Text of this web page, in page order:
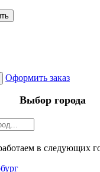
Оформить заказ
Выбор города
в следующих